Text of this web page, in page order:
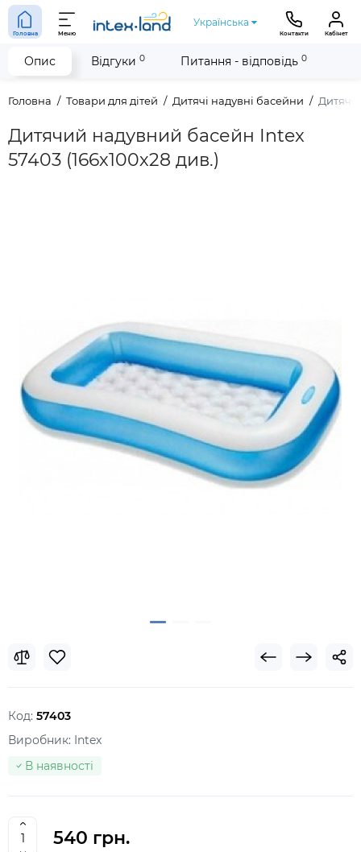
Головна Меню
Українська
Контакти Кабінет
Головна Товари для дітей Дитячі надувні басейни
Дитячий надувний басейн Intex
57403 (166х100х28 див.)
Код: 57403
Виробник: Intex
В наявності
540 грн.
Опис Відгуки 0 Питання - відповідь 0